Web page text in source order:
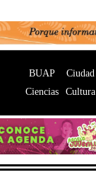
BUAP
Ciencias
Ciudad
Cultura